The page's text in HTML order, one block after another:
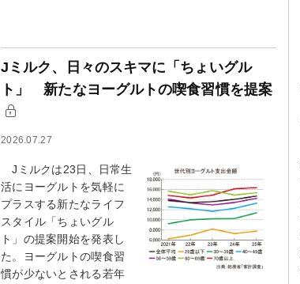
Jミルク、日々のスキマに「ちょいグル
ト」 新たなヨーグルトの喫食習慣を提案
2026.07.27
Jミルクは23日、日常生
活にヨーグルトを気軽に
プラスする新たなライフ
スタイル「ちょいグル
ト」の提案開始を発表し
た。ヨーグルトの喫食習
慣が少ないとされる若年